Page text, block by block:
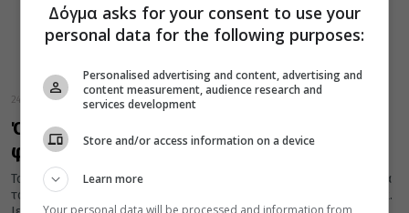
24 Ιουνίου 2019
Όταν ο γέροντας Παΐσιος χαστούκισε ένα
φοιτητή!
Το περιστατικό που περιγράφεται ακολούθως είναι μια μαρτυρία
του Σεβασμιωτατου Μητροπολίτη Ναυπάκτου και Αγ. Βλασίου κ.
Δόγμα asks for your consent to use your
personal data for the following purposes:
Personalised advertising and content, advertising and
content measurement, audience research and
services development
Store and/or access information on a device
Learn more
Your personal data will be processed and information from